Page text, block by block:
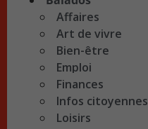
Affaires
Art de vivre
Bien-être
Emploi
Finances
Infos citoyennes
Loisirs